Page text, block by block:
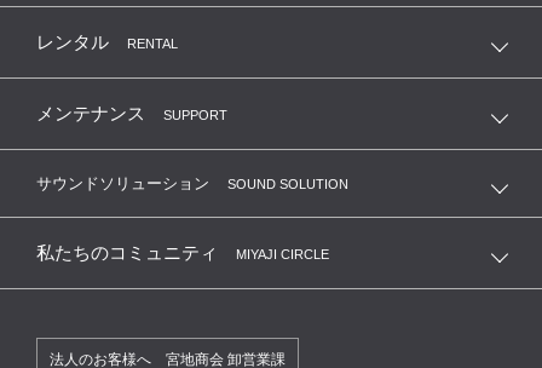
レンタル RENTAL
メンテナンス SUPPORT
サウンドソリューション SOUND SOLUTION
私たちのコミュニティ MIYAJI CIRCLE
法人のお客様へ 宮地商会 卸営業課